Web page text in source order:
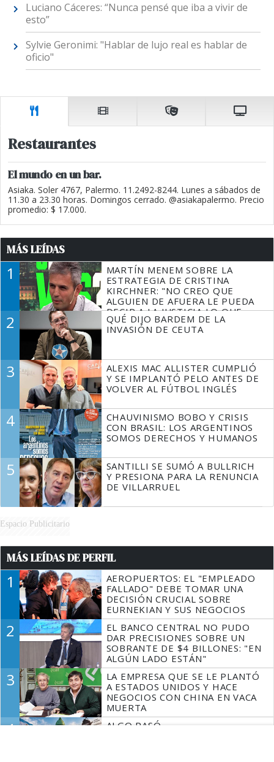
Luciano Cáceres: “Nunca pensé que iba a vivir de
esto”
Sylvie Geronimi: "Hablar de lujo real es hablar de
oficio"
Restaurantes
El mundo en un bar.
Asiaka. Soler 4767, Palermo. 11.2492-8244. Lunes a sábados de
11.30 a 23.30 horas. Domingos cerrado. @asiakapalermo. Precio
promedio: $ 17.000.
MÁS LEÍDAS
1
MARTÍN MENEM SOBRE LA
ESTRATEGIA DE CRISTINA
KIRCHNER: "NO CREO QUE
ALGUIEN DE AFUERA LE PUEDA
DECIR A LA JUSTICIA LO QUE
TIENE QUE HACER"
2
QUÉ DIJO BARDEM DE LA
INVASIÓN DE CEUTA
3
ALEXIS MAC ALLISTER CUMPLIÓ
Y SE IMPLANTÓ PELO ANTES DE
VOLVER AL FÚTBOL INGLÉS
4
CHAUVINISMO BOBO Y CRISIS
CON BRASIL: LOS ARGENTINOS
SOMOS DERECHOS Y HUMANOS
5
SANTILLI SE SUMÓ A BULLRICH
Y PRESIONA PARA LA RENUNCIA
DE VILLARRUEL
Espacio Publicitario
MÁS LEÍDAS DE PERFIL
1
AEROPUERTOS: EL "EMPLEADO
FALLADO" DEBE TOMAR UNA
DECISIÓN CRUCIAL SOBRE
EURNEKIAN Y SUS NEGOCIOS
2
EL BANCO CENTRAL NO PUDO
DAR PRECISIONES SOBRE UN
SOBRANTE DE $4 BILLONES: "EN
ALGÚN LADO ESTÁN"
3
LA EMPRESA QUE SE LE PLANTÓ
A ESTADOS UNIDOS Y HACE
NEGOCIOS CON CHINA EN VACA
MUERTA
4 ALGO PASÓ